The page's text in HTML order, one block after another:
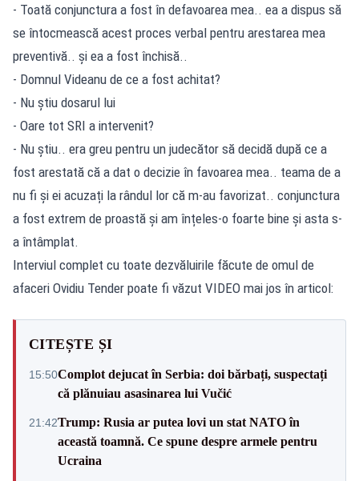
- Toată conjunctura a fost în defavoarea mea.. ea a dispus să
se întocmească acest proces verbal pentru arestarea mea
preventivă.. și ea a fost închisă..
- Domnul Videanu de ce a fost achitat?
- Nu știu dosarul lui
- Oare tot SRI a intervenit?
- Nu știu.. era greu pentru un judecător să decidă după ce a
fost arestată că a dat o decizie în favoarea mea.. teama de a
nu fi și ei acuzați la rândul lor că m-au favorizat.. conjunctura
a fost extrem de proastă și am înțeles-o foarte bine și asta s-
a întâmplat.
Interviul complet cu toate dezvăluirile făcute de omul de
afaceri Ovidiu Tender poate fi văzut VIDEO mai jos în articol:
CITEȘTE ȘI
15:50Complot dejucat în Serbia: doi bărbați, suspectați
că plănuiau asasinarea lui Vučić
21:42Trump: Rusia ar putea lovi un stat NATO în
această toamnă. Ce spune despre armele pentru
Ucraina